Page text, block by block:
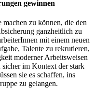
gewinnen
zu können, die den
ganzheitlich zu
mit einem neuen
Talente zu rekrutieren,
moderner Arbeitsweisen
sicher im Kontext der stark
sie es schaffen, ins
zu gelangen.